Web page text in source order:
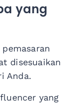
yang
disesuaikan
Anda.
yang